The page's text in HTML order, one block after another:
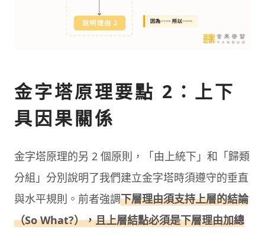
金字塔原理要點 2：上下
具因果關係
金字塔原理的另 2 個原則，「由上統下」和「歸類
分組」分別說明了我們建立金字塔時須遵守的垂直
與水平規則。前者強調下層理由須支持上層的結論
（So What?），且上層結點必須是下層理由加總